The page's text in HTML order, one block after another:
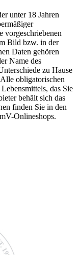
unter 18 Jahren
vorgeschriebenen
Bild bzw. in der
Daten gehören
Name des
zu Hause
obligatorischen
das Sie
behält sich das
finden Sie in den
Onlineshops.